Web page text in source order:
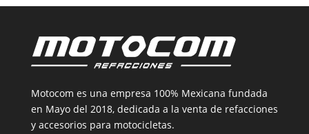
Motocom es una empresa 100% Mexicana fundada
en Mayo del 2018, dedicada a la venta de refacciones
y accesorios para motocicletas.